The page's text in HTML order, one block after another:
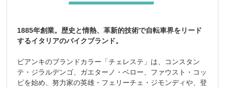
1885年創業。歴史と情熱、革新的技術で自転車界をリード
するイタリアのバイクブランド。
ビアンキのブランドカラー「チェレステ」は、コンスタン
テ・ジラルデンゴ、ガエターノ・ベロー、ファウスト・コッ
ピを始め、努力家の英雄・フェリーチェ・ジモンディや、登